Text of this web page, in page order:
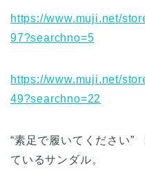
https://www.muji.net/
97?searchno=5
https://www.muji.net/
49?searchno=22
“素足で履いてください
ているサンダル。